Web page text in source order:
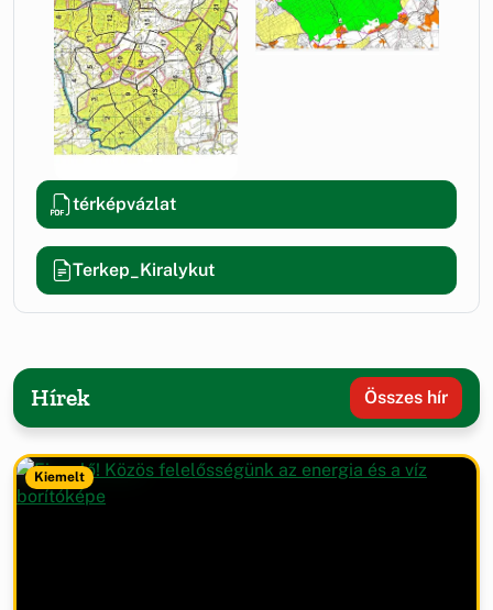
térképvázlat
Terkep_Kiralykut
Hírek Összes hír
Kiemelt